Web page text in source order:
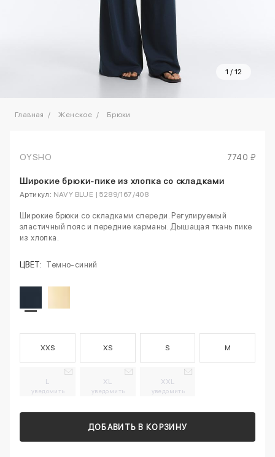
1 / 12
Главная Женское Брюки
OYSHO 7740 ₽
Широкие брюки-пике из хлопка со складками
Артикул: NAVY BLUE | 5289/167/408
Широкие брюки со складками спереди. Регулируемый
эластичный пояс и передние карманы. Дышащая ткань пике
из хлопка.
ЦВЕТ: Темно-синий
XXS XS S M
L
уведомить
XL
уведомить
XXL
уведомить
ДОБАВИТЬ В КОРЗИНУ